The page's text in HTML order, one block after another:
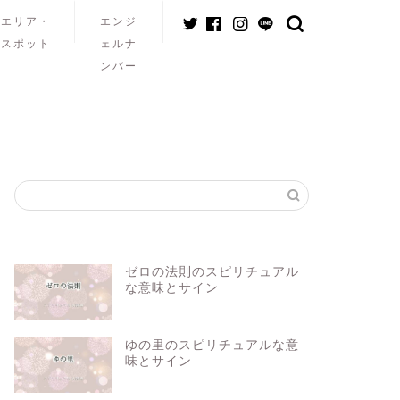
エリア・
スポット
エンジ
ェルナ
ンバー
ゼロの法則のスピリチュアル
な意味とサイン
ゆの里のスピリチュアルな意
味とサイン